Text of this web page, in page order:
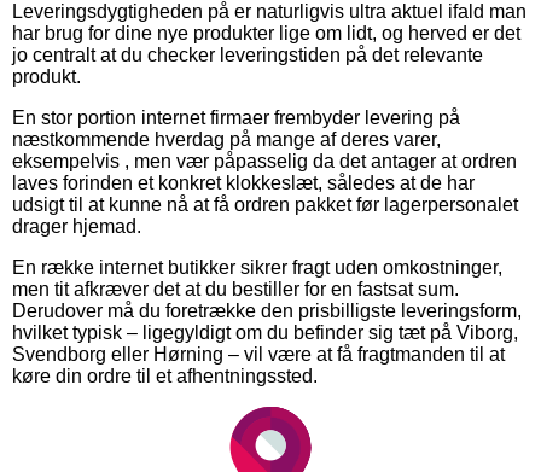
Leveringsdygtigheden på er naturligvis ultra aktuel ifald man
har brug for dine nye produkter lige om lidt, og herved er det
jo centralt at du checker leveringstiden på det relevante
produkt.
En stor portion internet firmaer frembyder levering på
næstkommende hverdag på mange af deres varer,
eksempelvis , men vær påpasselig da det antager at ordren
laves forinden et konkret klokkeslæt, således at de har
udsigt til at kunne nå at få ordren pakket før lagerpersonalet
drager hjemad.
En række internet butikker sikrer fragt uden omkostninger,
men tit afkræver det at du bestiller for en fastsat sum.
Derudover må du foretrække den prisbilligste leveringsform,
hvilket typisk – ligegyldigt om du befinder sig tæt på Viborg,
Svendborg eller Hørning – vil være at få fragtmanden til at
køre din ordre til et afhentningssted.